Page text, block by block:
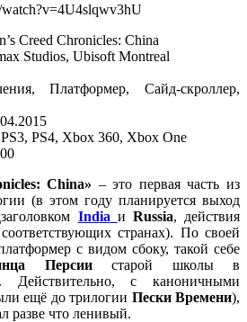
Creed Chronicles: China
Studios, Ubisoft Montreal
Платформер, Сайд-скроллер,
PS4, Xbox 360, Xbox One
China» – это первая часть из
(в этом году планируется выход
India и Russia, действия
странах). По своей
с видом сбоку, такой себе
Персиистарой школы в
Действительно, с каноничными
ещё до трилогии Пески Времени),
разве что ленивый.